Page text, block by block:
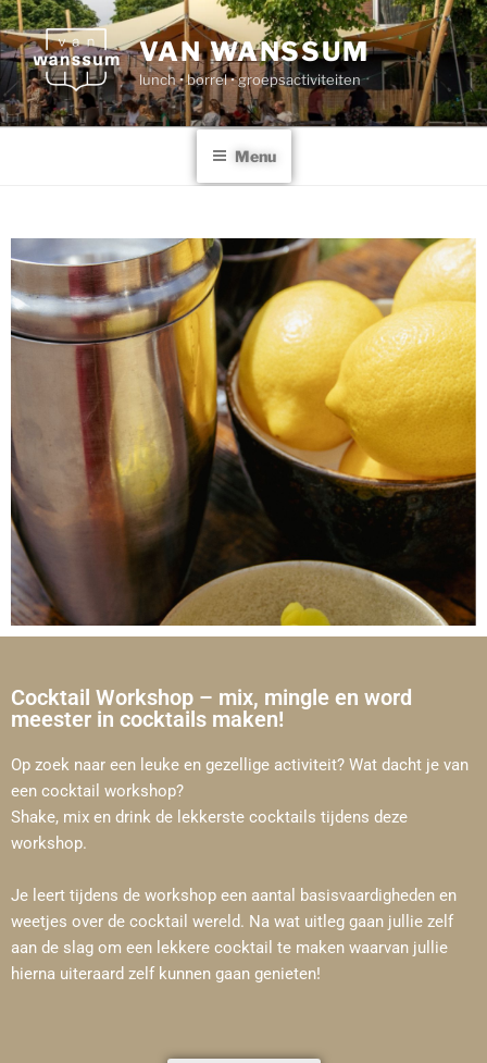
VAN WANSSUM
lunch • borrel • groepsactiviteiten
Menu
Cocktail Workshop – mix, mingle en word
meester in cocktails maken!
Op zoek naar een leuke en gezellige activiteit? Wat dacht je van
een cocktail workshop?
Shake, mix en drink de lekkerste cocktails tijdens deze
workshop.
Je leert tijdens de workshop een aantal basisvaardigheden en
weetjes over de cocktail wereld. Na wat uitleg gaan jullie zelf
aan de slag om een lekkere cocktail te maken waarvan jullie
hierna uiteraard zelf kunnen gaan genieten!